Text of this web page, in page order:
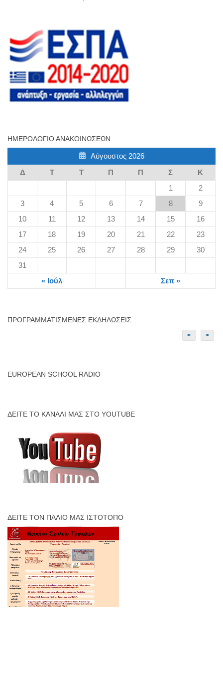
ΗΜΕΡΟΛΌΓΙΟ ΑΝΑΚΟΙΝΏΣΕΩΝ
Αύγουστος 2026
Δ
Τ Τ Π Π Σ
Κ
1
2
3
4 5 6 7 8
9
10
11 12 13 14 15
16
17
18 19 20 21 22
23
24
25 26 27 28 29
30
31
« Ιούλ
Σεπ »
ΠΡΟΓΡΑΜΜΑΤΙΣΜΈΝΕΣ ΕΚΔΗΛΏΣΕΙΣ
< >
EUROPEAN SCHOOL RADIO
ΔΕΊΤΕ ΤΟ ΚΑΝΆΛΙ ΜΑΣ ΣΤΟ YOUTUBE
ΔΕΊΤΕ ΤΟΝ ΠΑΛΙΌ ΜΑΣ ΙΣΤΌΤΟΠΟ